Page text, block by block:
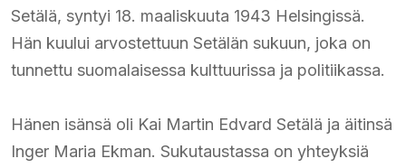
Setälä, syntyi 18. maaliskuuta 1943 Helsingissä.
Hän kuului arvostettuun Setälän sukuun, joka on
tunnettu suomalaisessa kulttuurissa ja politiikassa.
Hänen isänsä oli Kai Martin Edvard Setälä ja äitinsä
Inger Maria Ekman. Sukutaustassa on yhteyksiä